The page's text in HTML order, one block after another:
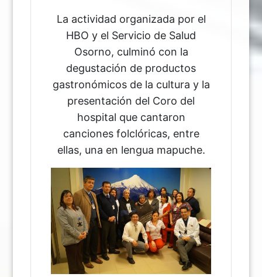
La actividad organizada por el
HBO y el Servicio de Salud
Osorno, culminó con la
degustación de productos
gastronómicos de la cultura y la
presentación del Coro del
hospital que cantaron
canciones folclóricas, entre
ellas, una en lengua mapuche.